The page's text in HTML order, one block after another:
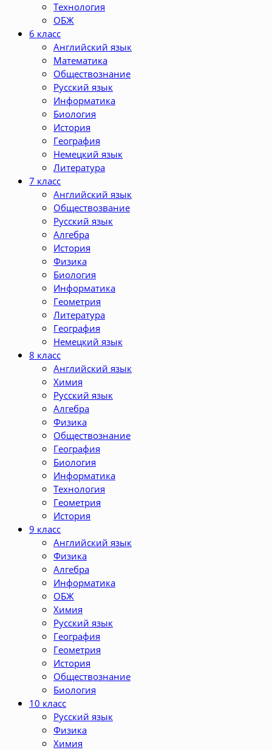
Технология
ОБЖ
6 класс
Английский язык
Математика
Обществознание
Русский язык
Информатика
Биология
История
География
Немецкий язык
Литература
7 класс
Английский язык
Обществозвание
Русский язык
Алгебра
История
Физика
Биология
Информатика
Геометрия
Литература
География
Немецкий язык
8 класс
Английский язык
Химия
Русский язык
Алгебра
Физика
Обществознание
География
Биология
Информатика
Технология
Геометрия
История
9 класс
Английский язык
Физика
Алгебра
Информатика
ОБЖ
Химия
Русский язык
География
Геометрия
История
Обществознание
Биология
10 класс
Русский язык
Физика
Химия